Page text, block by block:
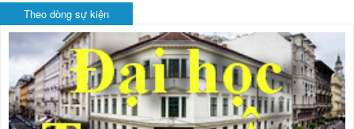
Theo dòng sự kiện